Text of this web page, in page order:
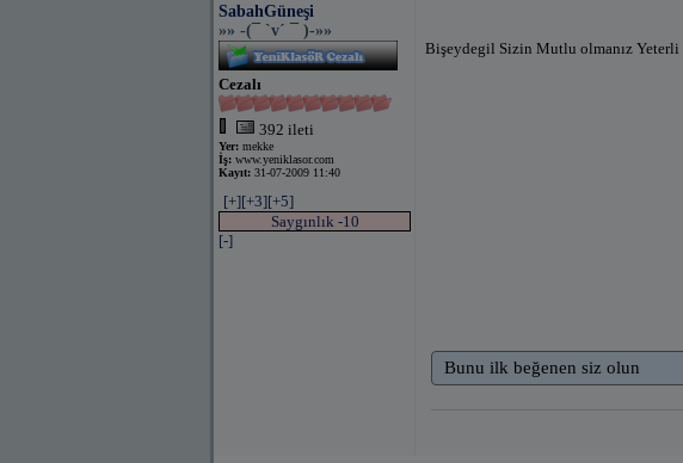
SabahGüneşi
»» -(¯ `v´ ¯ )-»»
Cezalı
392 ileti
Yer: mekke
İş: www.yeniklasor.com
Kayıt: 31-07-2009 11:40
[+][+3][+5]
Saygınlık -10
[-]
Bişeydegil Sizin Mutlu olmanız Yeterli .
Bunu ilk beğenen siz olun